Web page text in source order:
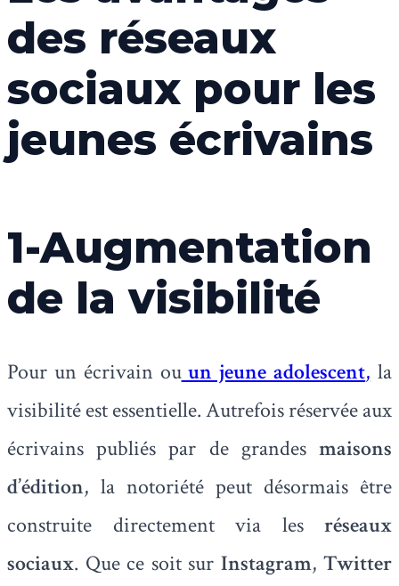
des réseaux
sociaux pour les
jeunes écrivains
1-Augmentation
de la visibilité
Pour un écrivain ouun jeune adolescent, la
visibilité est essentielle. Autrefois réservée aux
écrivains publiés par de grandes maisons
d’édition, la notoriété peut désormais être
construite directement via les réseaux
sociaux. Que ce soit sur Instagram, Twitter